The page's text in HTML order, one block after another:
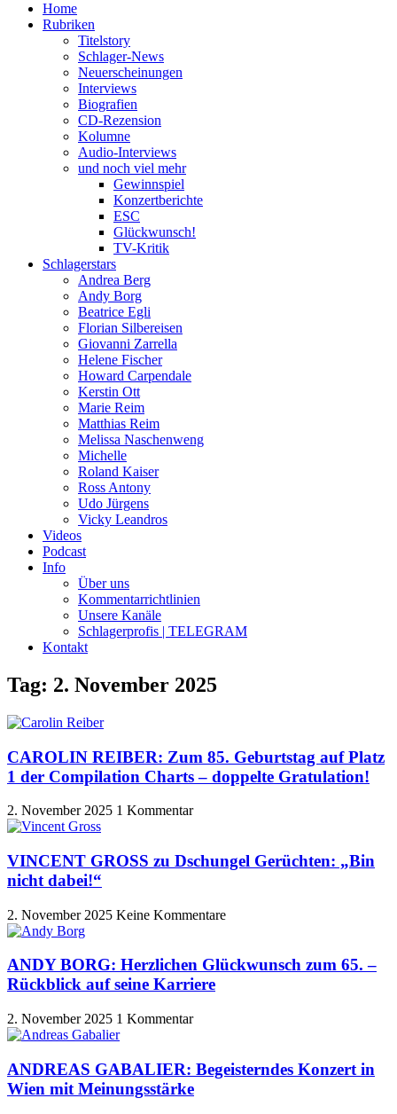
Home
Rubriken
Titelstory
Schlager-News
Neuerscheinungen
Interviews
Biografien
CD-Rezension
Kolumne
Audio-Interviews
und noch viel mehr
Gewinnspiel
Konzertberichte
ESC
Glückwunsch!
TV-Kritik
Schlagerstars
Andrea Berg
Andy Borg
Beatrice Egli
Florian Silbereisen
Giovanni Zarrella
Helene Fischer
Howard Carpendale
Kerstin Ott
Marie Reim
Matthias Reim
Melissa Naschenweng
Michelle
Roland Kaiser
Ross Antony
Udo Jürgens
Vicky Leandros
Videos
Podcast
Info
Über uns
Kommentarrichtlinien
Unsere Kanäle
Schlagerprofis | TELEGRAM
Kontakt
Tag: 2. November 2025
CAROLIN REIBER: Zum 85. Geburtstag auf Platz
1 der Compilation Charts – doppelte Gratulation!
2. November 2025 1 Kommentar
VINCENT GROSS zu Dschungel Gerüchten: „Bin
nicht dabei!“
2. November 2025 Keine Kommentare
ANDY BORG: Herzlichen Glückwunsch zum 65. –
Rückblick auf seine Karriere
2. November 2025 1 Kommentar
ANDREAS GABALIER: Begeisterndes Konzert in
Wien mit Meinungsstärke